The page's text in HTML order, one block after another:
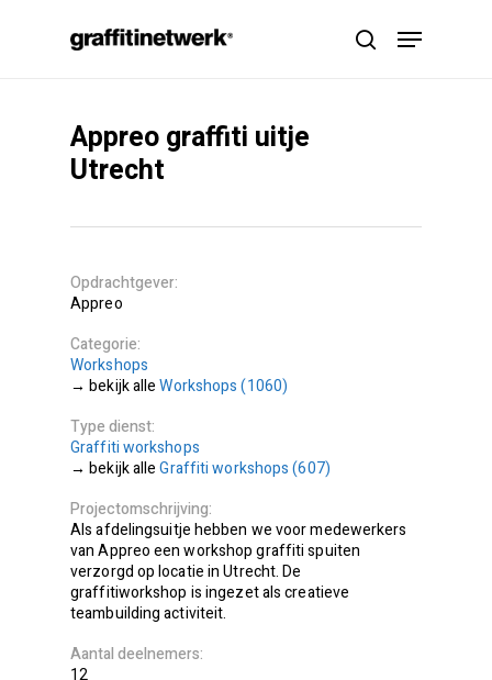
search
Menu
Appreo graffiti uitje
Utrecht
Opdrachtgever
Appreo
Categorie
Workshops
Workshops (1060)
Type dienst
Graffiti workshops
Graffiti workshops (607)
Projectomschrijving
Als afdelingsuitje hebben we voor medewerkers
van Appreo een workshop graffiti spuiten
verzorgd op locatie in Utrecht. De
graffitiworkshop is ingezet als creatieve
teambuilding activiteit.
Aantal deelnemers
12